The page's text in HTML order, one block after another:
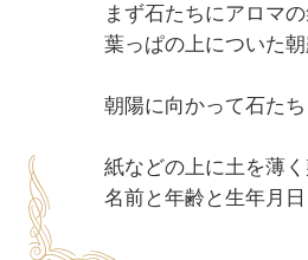
まず石たちにアロマの
葉っぱの上についた朝
朝陽に向かって石た
紙などの上に土を薄